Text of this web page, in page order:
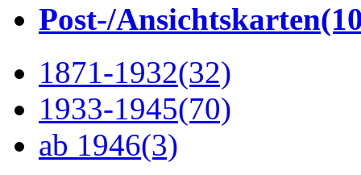
Post-/Ansichtskarten
1871-1932(32)
1933-1945(70)
ab 1946(3)